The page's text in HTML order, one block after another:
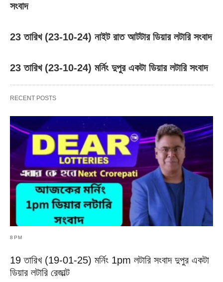
সংবাদ
23 তারিখ (23-10-24) নাইট রাত আটটার ডিয়ার লটারি সংবাদ
23 তারিখ (23-10-24) মর্নিং দুপুর একটা ডিয়ার লটারি সংবাদ
RECENT POSTS
8PM
19 তারিখ (19-01-25) মর্নিং 1pm লটারি সংবাদ দুপুর একটা
ডিয়ার লটারি রেজাল্ট